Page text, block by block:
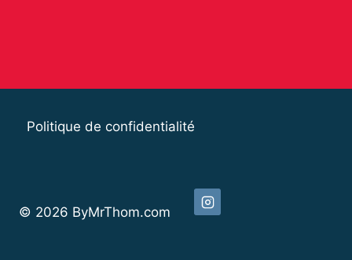
Politique de confidentialité
© 2026 ByMrThom.com